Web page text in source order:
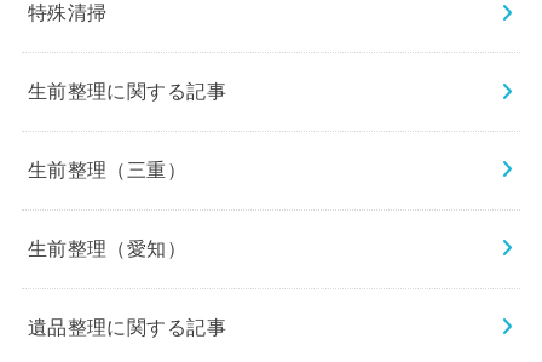
特殊清掃
生前整理に関する記事
生前整理（三重）
生前整理（愛知）
遺品整理に関する記事